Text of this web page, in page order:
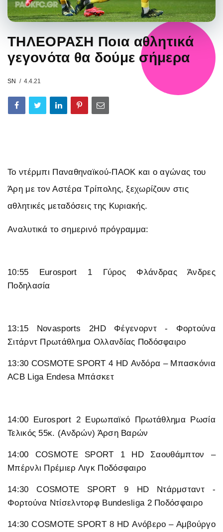
ΤΗΛΕΟΡΑΣΗ Ποια αθλητικά
γεγονότα θα δούμε σήμερα
SN 4.4.21
Το ντέρμπι Παναθηναϊκού-ΠΑΟΚ και ο αγώνας του
Άρη με τον Αστέρα Τρίπολης, ξεχωρίζουν στις
αθλητικές μεταδόσεις της Κυριακής.
Αναλυτικά το σημερινό πρόγραμμα:
10:55 Eurosport 1 Γύρος Φλάνδρας Άνδρες
Ποδηλασία
13:15 Novasports 2HD Φέγενορντ - Φορτούνα
Σιτάρντ Πρωτάθλημα Ολλανδίας Ποδόσφαιρο
13:30 COSMOTE SPORT 4 HD Ανδόρα – Μπασκόνια
ACB Liga Endesa Μπάσκετ
14:00 Eurosport 2 Ευρωπαϊκό Πρωτάθλημα Ρωσία
Τελικός 55κ. (Ανδρών) Άρση Βαρών
14:00 COSMOTE SPORT 1 HD Σαουθάμπτον –
Μπέρνλι Πρέμιερ Λιγκ Ποδόσφαιρο
14:30 COSMOTE SPORT 9 HD Ντάρμσταντ -
Φορτούνα Ντίσελντορφ Bundesliga 2 Ποδόσφαιρο
14:30 COSMOTE SPORT 8 HD Ανόβερο – Αμβούργο